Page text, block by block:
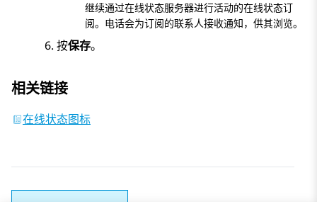
继续通过在线状态服务器进行活动的在线状态订
阅。电话会为订阅的联系人接收通知，供其浏览。
按保存。
相关链接
在线状态图标